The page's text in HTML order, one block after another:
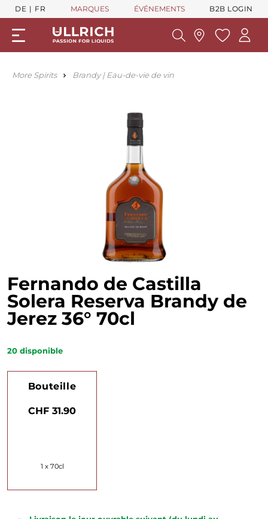
DE FR MARQUES ÉVÉNEMENTS B2B LOGIN
More Spirits Brandy | Eau-de-vie de vin
Fernando de Castilla
Solera Reserva Brandy de
Jerez 36° 70cl
20 disponible
Bouteille
CHF 31.90
1 x 70cl